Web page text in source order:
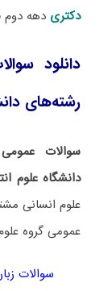
دکتری دهه دوم فروردین
دانلود
رشته‌های
سوالات
دانشگاه علوم
علوم انسانی
عمومی گروه
سوالات